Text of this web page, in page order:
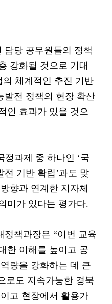
담당 공무원들의 정책
강화될 것으로 기대
체계적인 추진 기반
발전 정책의 현장 확산
인 효과가 있을 것으
정과제 중 하나인 ‘국
전 기반 확립’과도 맞
향과 연계한 지자체
미가 있다는 평가다.
정책과장은 “이번 교육
한 이해를 높이고 공
량을 강화하는 데 큰
로도 지속가능한 경북
고 현장에서 활용가